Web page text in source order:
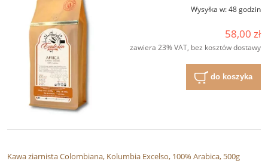
Wysyłka w:48 godzin
58,00 zł
zawiera 23% VAT, bez kosztów dostawy
do koszyka
Kawa ziarnista Colombiana, Kolumbia Excelso, 100% Arabica, 500g